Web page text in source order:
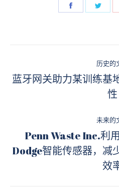
Share
章
历史的
历
史
蓝牙网关助力某训练基
性
未来的
未
来
Penn Waste Inc.利
Dodge智能传感器，减
效